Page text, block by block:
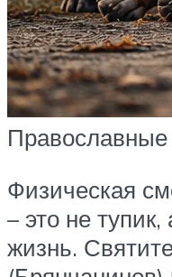
Православные
Физическая
– это не
жизнь.